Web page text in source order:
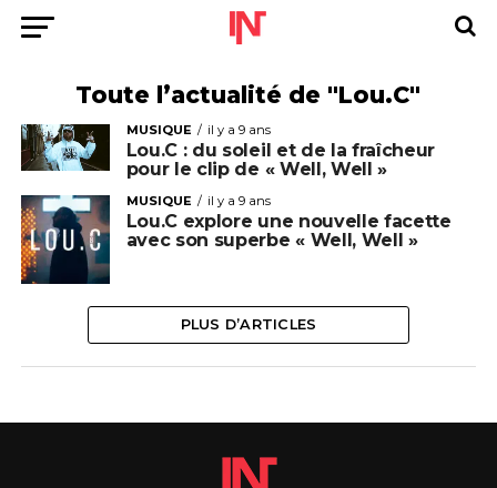
Toute l’actualité de "Lou.C"
MUSIQUE il y a 9 ans
Lou.C : du soleil et de la fraîcheur
pour le clip de « Well, Well »
MUSIQUE il y a 9 ans
Lou.C explore une nouvelle facette
avec son superbe « Well, Well »
PLUS D’ARTICLES